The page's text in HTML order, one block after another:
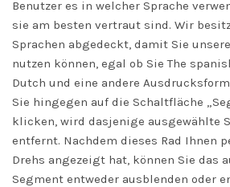
Benutzer es in welcher Sprache
sie am besten vertraut sind. Wir
Sprachen abgedeckt, damit Sie
nutzen können, egal ob Sie The
Dutch und eine andere
Sie hingegen auf die Schaltfläche
klicken, wird dasjenige ausgewählte
entfernt. Nachdem dieses Rad Ihnen
Drehs angezeigt hat, können Sie das
Segment entweder ausblenden oder